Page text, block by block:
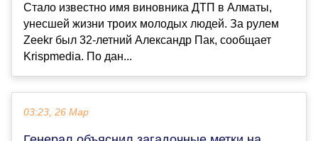
Стало известно имя виновника ДТП в Алматы,
унесшей жизни троих молодых людей. За рулем
Zeekr был 32-летний Александр Пак, сообщает
Krispmedia. По дан...
03:23, 26 Мар